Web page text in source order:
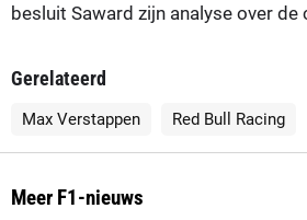
besluit Saward zijn analyse over
Gerelateerd
Max Verstappen Red Bull Racing
Meer F1-nieuws